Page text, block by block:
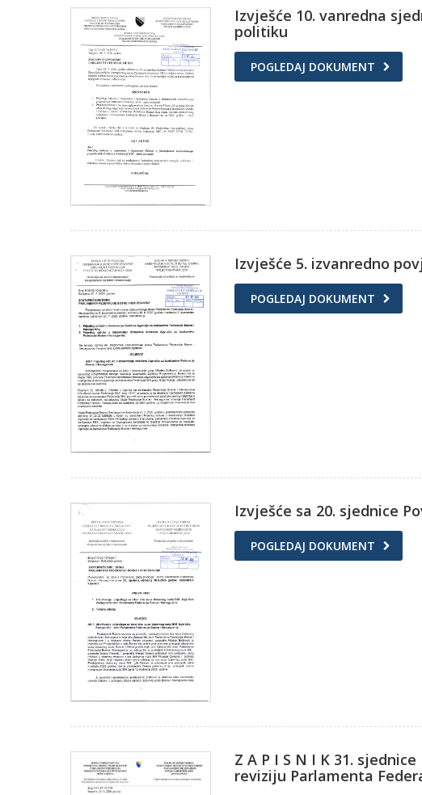
Izvješće 10. vanredna
politiku
POGLEDAJ DOKUMENT
Izvješće 5. izvanredno
POGLEDAJ DOKUMENT
Izvješće sa 20. sjednice
POGLEDAJ DOKUMENT
Z A P I S N I K 31.
reviziju Parlamenta